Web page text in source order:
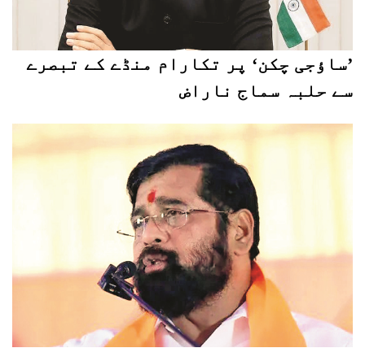
’ساؤجی چکن‘ پر تکارام منڈے کے تبصرے
سے حلبہ سماج ناراض